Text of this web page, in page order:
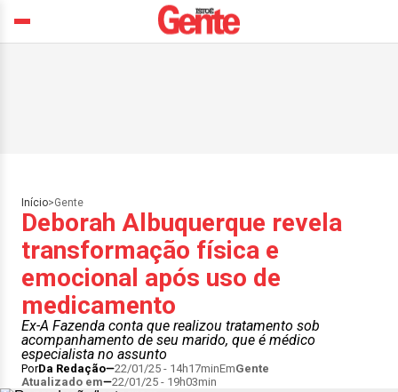
Início>Gente
Deborah Albuquerque revela
transformação física e
emocional após uso de
medicamento
Ex-A Fazenda conta que realizou tratamento sob
acompanhamento de seu marido, que é médico
especialista no assunto
PorDa Redação 22/01/25 - 14h17minEmGente
Atualizado em
22/01/25 - 19h03min